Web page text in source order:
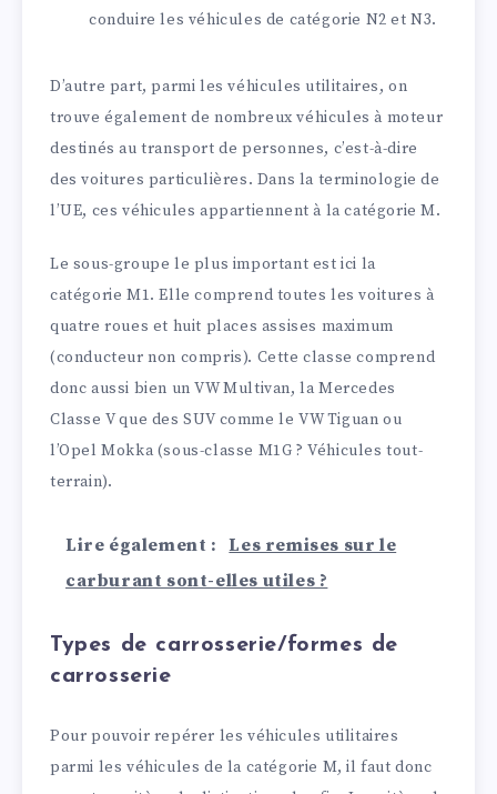
conduire les véhicules de catégorie N2 et N3.
D’autre part, parmi les véhicules utilitaires, on
trouve également de nombreux véhicules à moteur
destinés au transport de personnes, c’est-à-dire
des voitures particulières. Dans la terminologie de
l’UE, ces véhicules appartiennent à la catégorie M.
Le sous-groupe le plus important est ici la
catégorie M1. Elle comprend toutes les voitures à
quatre roues et huit places assises maximum
(conducteur non compris). Cette classe comprend
donc aussi bien un VW Multivan, la Mercedes
Classe V que des SUV comme le VW Tiguan ou
l’Opel Mokka (sous-classe M1G ? Véhicules tout-
terrain).
Lire également :
Les remises sur le
carburant sont-elles utiles ?
Types de carrosserie/formes de
carrosserie
Pour pouvoir repérer les véhicules utilitaires
parmi les véhicules de la catégorie M, il faut donc